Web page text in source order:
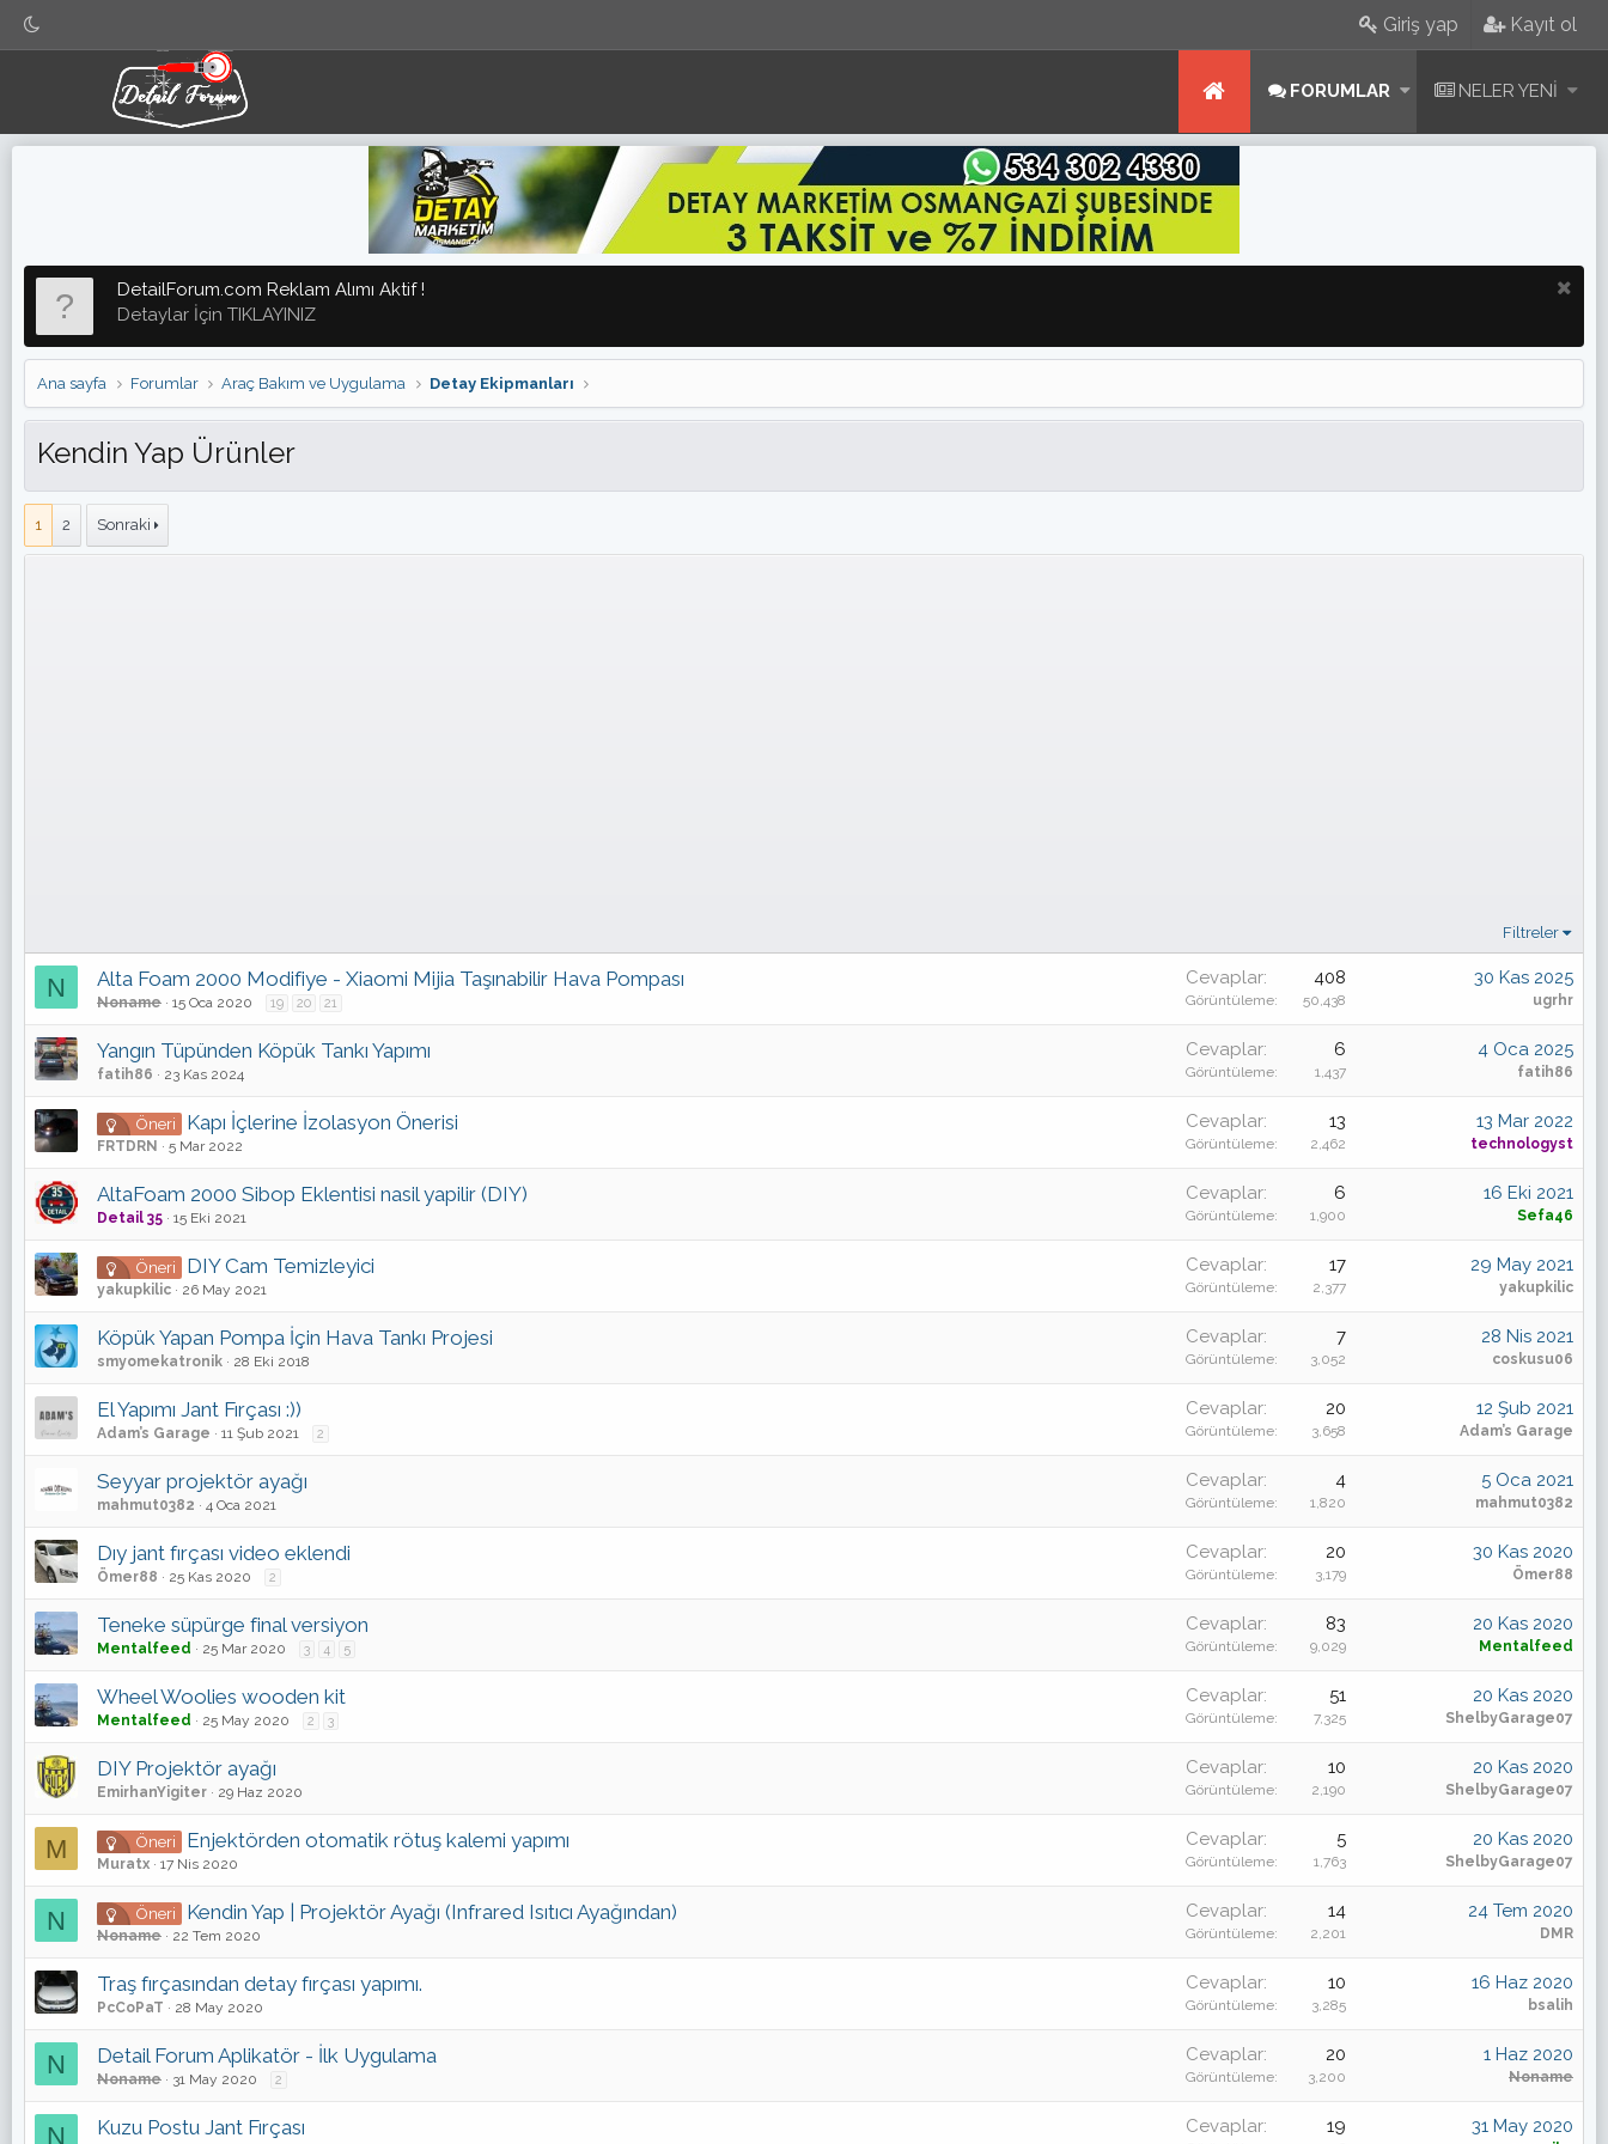
Giriş yap Kayıt ol
FORUMLAR NELER YENI
DetailForum.com Reklam Alımı Aktif !
Detaylar İçin TIKLAYINIZ
Ana sayfa Forumlar Araç Bakım ve Uygulama Detay Ekipmanları
Kendin Yap Ürünler
1 2 Sonraki
Filtreler
N Alta Foam 2000 Modifiye - Xiaomi Mijia Taşınabilir Hava Pompası
Noname 15 Oca 2020 19 20 21
Cevaplar 408
Görüntüleme 50,438
30 Kas 2025
ugrhr
Yangın Tüpünden Köpük Tankı Yapımı
fatih86 23 Kas 2024
Cevaplar 6
Görüntüleme 1,437
4 Oca 2025
fatih86
Öneri Kapı İçlerine İzolasyon Önerisi
FRTDRN 5 Mar 2022
Cevaplar 13
Görüntüleme 2,462
13 Mar 2022
technologyst
AltaFoam 2000 Sibop Eklentisi nasil yapilir (DIY)
Detail 35 15 Eki 2021
Cevaplar 6
Görüntüleme 1,900
16 Eki 2021
Sefa46
Öneri DIY Cam Temizleyici
yakupkilic 26 May 2021
Cevaplar 17
Görüntüleme 2,377
29 May 2021
yakupkilic
Köpük Yapan Pompa İçin Hava Tankı Projesi
smyomekatronik 28 Eki 2018
Cevaplar 7
Görüntüleme 3,052
28 Nis 2021
coskusu06
El Yapımı Jant Fırçası :))
Adam’s Garage 11 Şub 2021 2
Cevaplar 20
Görüntüleme 3,658
12 Şub 2021
Adam’s Garage
Seyyar projektör ayağı
mahmut0382 4 Oca 2021
Cevaplar 4
Görüntüleme 1,820
5 Oca 2021
mahmut0382
Dıy jant fırçası video eklendi
Ömer88 25 Kas 2020 2
Cevaplar 20
Görüntüleme 3,179
30 Kas 2020
Ömer88
Teneke süpürge final versiyon
Mentalfeed 25 Mar 2020 3 4 5
Cevaplar 83
Görüntüleme 9,029
20 Kas 2020
Mentalfeed
Wheel Woolies wooden kit
Mentalfeed 25 May 2020 2 3
Cevaplar 51
Görüntüleme 7,325
20 Kas 2020
ShelbyGarage07
DIY Projektör ayağı
EmirhanYigiter 29 Haz 2020
Cevaplar 10
Görüntüleme 2,190
20 Kas 2020
ShelbyGarage07
M Öneri Enjektörden otomatik rötuş kalemi yapımı
Muratx 17 Nis 2020
Cevaplar 5
Görüntüleme 1,763
20 Kas 2020
ShelbyGarage07
N Öneri Kendin Yap | Projektör Ayağı (Infrared Isıtıcı Ayağından)
Noname 22 Tem 2020
Cevaplar 14
Görüntüleme 2,201
24 Tem 2020
DMR
Traş fırçasından detay fırçası yapımı.
PcCoPaT 28 May 2020
Cevaplar 10
Görüntüleme 3,285
16 Haz 2020
bsalih
N Detail Forum Aplikatör - İlk Uygulama
Noname 31 May 2020 2
Cevaplar 20
Görüntüleme 3,200
1 Haz 2020
Noname
N Kuzu Postu Jant Fırçası Cevaplar 19 31 May 2020